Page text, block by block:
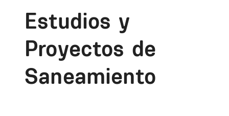
Estudios y
Proyectos de
Saneamiento